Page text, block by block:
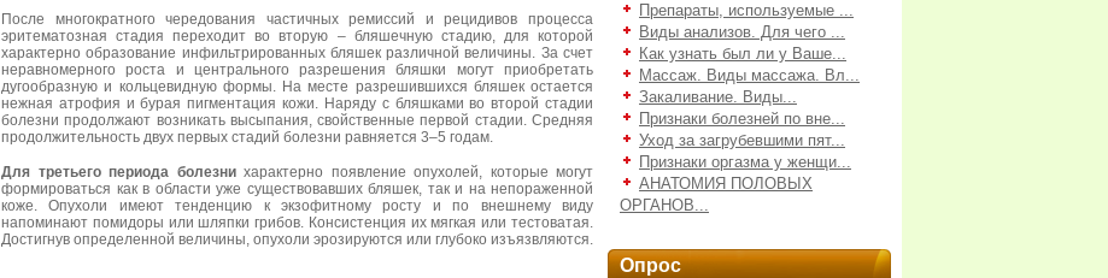
После многократного чередования частичных ремиссий и рецидивов процесса
эритематозная стадия переходит во вторую – бляшечную стадию, для которой
характерно образование инфильтрированных бляшек различной величины. За счет
неравномерного роста и центрального разрешения бляшки могут приобретать
дугообразную и кольцевидную формы. На месте разрешившихся бляшек остается
нежная атрофия и бурая пигментация кожи. Наряду с бляшками во второй стадии
болезни продолжают возникать высыпания, свойственные первой стадии. Средняя
продолжительность двух первых стадий болезни равняется 3–5 годам.
Для третьего периода болезнихарактерно появление опухолей, которые могут
формироваться как в области уже существовавших бляшек, так и на непораженной
коже. Опухоли имеют тенденцию к экзофитному росту и по внешнему виду
напоминают помидоры или шляпки грибов. Консистенция их мягкая или тестоватая.
Достигнув определенной величины, опухоли эрозируются или глубоко изъязвляются.
Препараты, используемые ...
Виды анализов. Для чего ...
Как узнать был ли у Ваше...
Массаж. Виды массажа. Вл...
Закаливание. Виды...
Признаки болезней по вне...
Уход за загрубевшими пят...
Признаки оргазма у женщи...
АНАТОМИЯ ПОЛОВЫХ
ОРГАНОВ...
Опрос